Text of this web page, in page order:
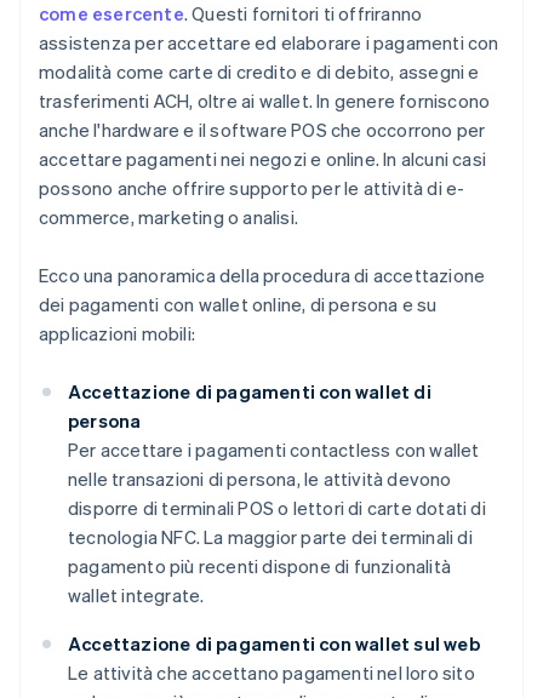
come esercente. Questi fornitori ti offriranno
assistenza per accettare ed elaborare i pagamenti con
modalità come carte di credito e di debito, assegni e
trasferimenti ACH, oltre ai wallet. In genere forniscono
anche l'hardware e il software POS che occorrono per
accettare pagamenti nei negozi e online. In alcuni casi
possono anche offrire supporto per le attività di e-
commerce, marketing o analisi.
Ecco una panoramica della procedura di accettazione
dei pagamenti con wallet online, di persona e su
applicazioni mobili:
Accettazione di pagamenti con wallet di
persona
Per accettare i pagamenti contactless con wallet
nelle transazioni di persona, le attività devono
disporre di terminali POS o lettori di carte dotati di
tecnologia NFC. La maggior parte dei terminali di
pagamento più recenti dispone di funzionalità
wallet integrate.
Accettazione di pagamenti con wallet sul web
Le attività che accettano pagamenti nel loro sito